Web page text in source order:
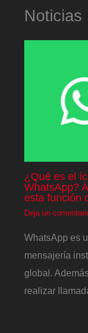
Noticias
¿Qué es el
WhatsApp?
esta función
Deja un
WhatsApp es
mensajería
global.
realizar